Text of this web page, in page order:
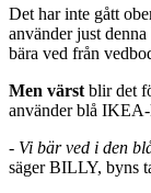
Det har inte gått
använder just
bära ved från
Men värst blir det
använder blå
- Vi bär ved i den
säger BILLY, byns